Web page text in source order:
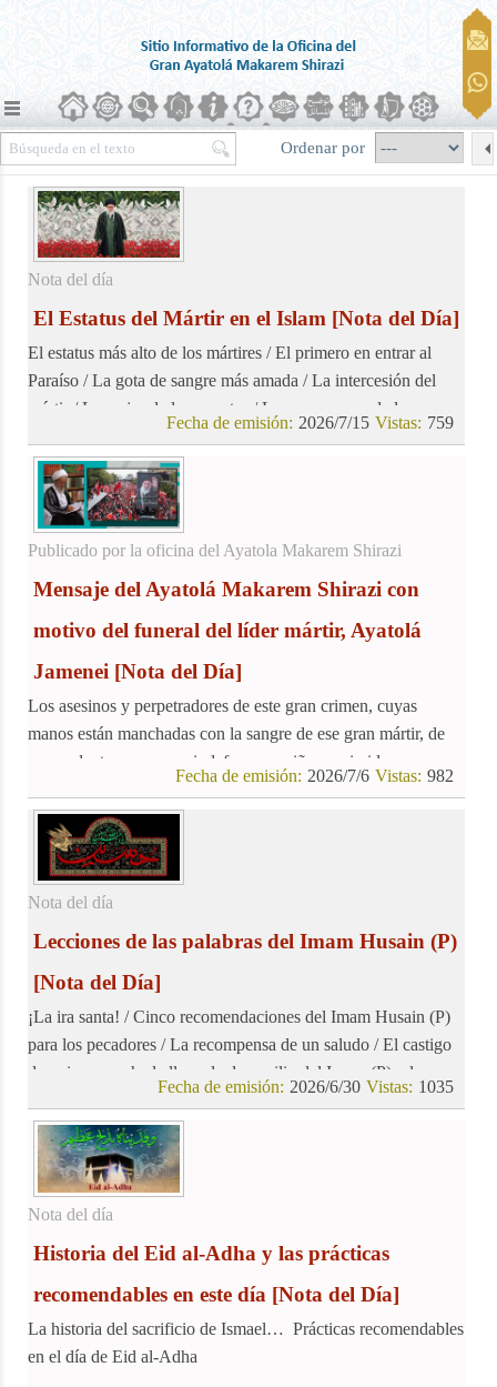
Ordenar por
Nota del día
El Estatus del Mártir en el Islam [Nota del Día]
El estatus más alto de los mártires / El primero en entrar al
Paraíso / La gota de sangre más amada / La intercesión del
mártir / La mejor de las muertes / La recompensa de los
759
Vistas:
2026/7/15
Fecha de emisión:
Publicado por la oficina del Ayatola Makarem Shirazi
Mensaje del Ayatolá Makarem Shirazi con
motivo del funeral del líder mártir, Ayatolá
Jamenei [Nota del Día]
Los asesinos y perpetradores de este gran crimen, cuyas
manos están manchadas con la sangre de ese gran mártir, de
comandantes, personas indefensas y niños oprimidos, no
será olvidada, y la comunidad islámica, en el marco de los
principios del Islam y la ley, cumplirá con su deber de
reclamar justicia por la sangre de estos mártires.
982
Vistas:
2026/7/6
Fecha de emisión:
Nota del día
Lecciones de las palabras del Imam Husain (P)
[Nota del Día]
¡La ira santa! / Cinco recomendaciones del Imam Husain (P)
para los pecadores / La recompensa de un saludo / El castigo
de quien escucha la llamada de auxilio del Imam (P) y la
1035
Vistas:
2026/6/30
Fecha de emisión:
Nota del día
Historia del Eid al-Adha y las prácticas
recomendables en este día [Nota del Día]
La historia del sacrificio de Ismael… Prácticas recomendables
en el día de Eid al-Adha